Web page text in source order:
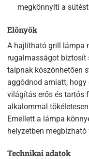
megkönnyíti a
Előnyök
A hajlítható grill lámpa
rugalmasságot biztosít
talpnak köszönhetően
aggódnod amiatt, hogy
világítás erős és tartós
alkalommal
Emellett a lámpa
helyzetben
Technikai adatok